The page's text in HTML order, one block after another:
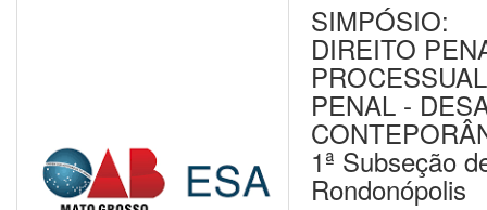
SIMPÓSIO:
DIREITO
PROCESSUAL
PENAL -
1ª Subseção
Rondonópolis